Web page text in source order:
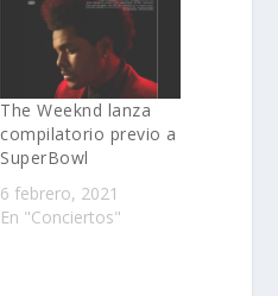
The Weeknd lanza
compilatorio previo a
SuperBowl
6 febrero, 2021
En "Conciertos"